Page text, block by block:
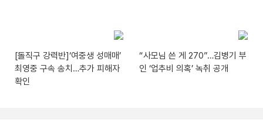
[돌직구 강력반]‘여중생 성매매’
최영중 구속 송치…추가 피해자
확인
“사모님 쓴 게 270”…김병기 부
인 ‘업추비 의혹’ 녹취 공개